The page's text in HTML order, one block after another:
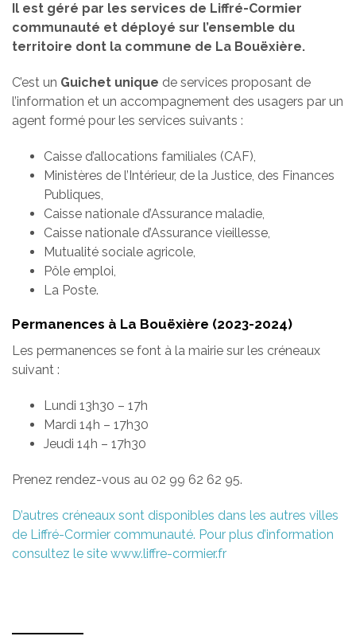
Il est géré par les services de Liffré-Cormier
communauté et déployé sur l’ensemble du
territoire dont la commune de La Bouëxière.
C’est un Guichet unique de services proposant de
l’information et un accompagnement des usagers par un
agent formé pour les services suivants :
Caisse d’allocations familiales (CAF),
Ministères de l’Intérieur, de la Justice, des Finances
Publiques,
Caisse nationale d’Assurance maladie,
Caisse nationale d’Assurance vieillesse,
Mutualité sociale agricole,
Pôle emploi,
La Poste.
Permanences à La Bouëxière (2023-2024)
Les permanences se font à la mairie sur les créneaux
suivant :
Lundi 13h30 – 17h
Mardi 14h – 17h30
Jeudi 14h – 17h30
Prenez rendez-vous au 02 99 62 62 95.
D’autres créneaux sont disponibles dans les autres villes
de Liffré-Cormier communauté. Pour plus d’information
consultez le site www.liffre-cormier.fr